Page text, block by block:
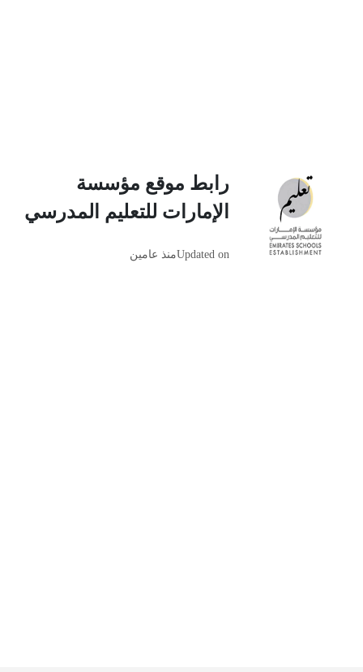
رابط موقع مؤسسة
الإمارات للتعليم المدرسي
Updated onمنذ عامين